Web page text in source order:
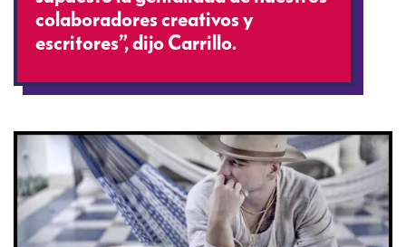
colaboradores creativos y
escritores”, dijo Carrillo.